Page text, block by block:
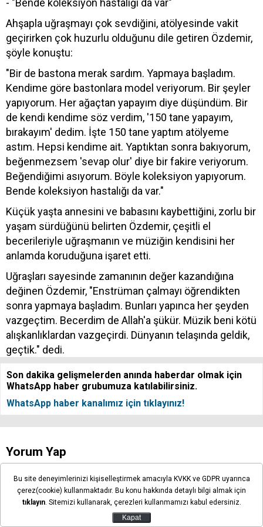
- "Bende koleksiyon hastalığı da var"
Ahşapla uğraşmayı çok sevdiğini, atölyesinde vakit
geçirirken çok huzurlu olduğunu dile getiren Özdemir,
şöyle konuştu:
"Bir de bastona merak sardım. Yapmaya başladım.
Kendime göre bastonlara model veriyorum. Bir şeyler
yapıyorum. Her ağaçtan yapayım diye düşündüm. Bir
de kendi kendime söz verdim, '150 tane yapayım,
bırakayım' dedim. İşte 150 tane yaptım atölyeme
astım. Hepsi kendime ait. Yaptıktan sonra bakıyorum,
beğenmezsem 'sevap olur' diye bir fakire veriyorum.
Beğendiğimi asıyorum. Böyle koleksiyon yapıyorum.
Bende koleksiyon hastalığı da var."
Küçük yaşta annesini ve babasını kaybettiğini, zorlu bir
yaşam sürdüğünü belirten Özdemir, çeşitli el
becerileriyle uğraşmanın ve müziğin kendisini her
anlamda koruduğuna işaret etti.
Uğraşları sayesinde zamanının değer kazandığına
değinen Özdemir, "Enstrüman çalmayı öğrendikten
sonra yapmaya başladım. Bunları yapınca her şeyden
vazgeçtim. Becerdim de Allah'a şükür. Müzik beni kötü
alışkanlıklardan vazgeçirdi. Dünyanın telaşında geldik,
geçtik." dedi.
Son dakika gelişmelerden anında haberdar olmak için
WhatsApp haber grubumuza katılabilirsiniz.
WhatsApp haber kanalımız için tıklayınız!
Yorum Yap
Bu site deneyimlerinizi kişiselleştirmek amacıyla KVKK ve GDPR uyarınca
çerez(cookie) kullanmaktadır. Bu konu hakkında detaylı bilgi almak için
tıklayın. Sitemizi kullanarak, çerezleri kullanmamızı kabul edersiniz.
Kapat